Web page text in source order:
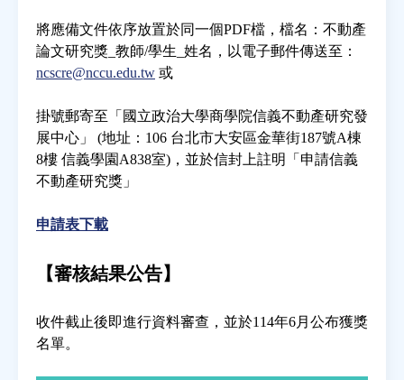
將應備文件依序放置於同一個PDF檔，檔名：不動產
論文研究獎_教師/學生_姓名，以電子郵件傳送至：
ncscre@nccu.edu.tw 或
掛號郵寄至「國立政治大學商學院信義不動產研究發
展中心」 (地址：106 台北市大安區金華街187號A棟
8樓 信義學園A838室)，並於信封上註明「申請信義
不動產研究獎」
申請表下載
【審核結果公告】
收件截止後即進行資料審查，並於114年6月公布獲獎
名單。